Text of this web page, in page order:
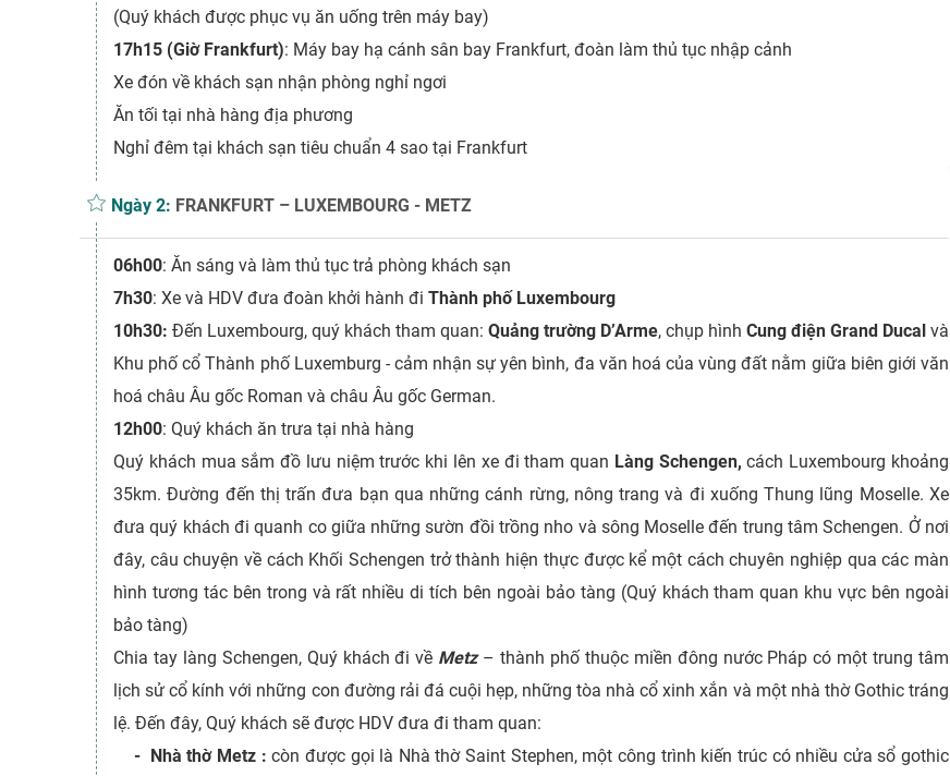
(Quý khách được phục vụ ăn uống trên máy bay)
17h15 (Giờ Frankfurt): Máy bay hạ cánh sân bay Frankfurt, đoàn làm thủ tục nhập cảnh
Xe đón về khách sạn nhận phòng nghỉ ngơi
Ăn tối tại nhà hàng địa phương
Nghỉ đêm tại khách sạn tiêu chuẩn 4 sao tại Frankfurt
Ngày 2: FRANKFURT – LUXEMBOURG - METZ
06h00: Ăn sáng và làm thủ tục trả phòng khách sạn
7h30: Xe và HDV đưa đoàn khởi hành đi Thành phố Luxembourg
10h30: Đến Luxembourg, quý khách tham quan: Quảng trường D’Arme, chụp hình Cung điện Grand Ducal và
Khu phố cổ Thành phố Luxemburg - cảm nhận sự yên bình, đa văn hoá của vùng đất nằm giữa biên giới văn
hoá châu Âu gốc Roman và châu Âu gốc German.
12h00: Quý khách ăn trưa tại nhà hàng
Quý khách mua sắm đồ lưu niệm trước khi lên xe đi tham quan Làng Schengen, cách Luxembourg khoảng
35km. Đường đến thị trấn đưa bạn qua những cánh rừng, nông trang và đi xuống Thung lũng Moselle. Xe
đưa quý khách đi quanh co giữa những sườn đồi trồng nho và sông Moselle đến trung tâm Schengen. Ở nơi
đây, câu chuyện về cách Khối Schengen trở thành hiện thực được kể một cách chuyên nghiệp qua các màn
hình tương tác bên trong và rất nhiều di tích bên ngoài bảo tàng (Quý khách tham quan khu vực bên ngoài
bảo tàng)
Chia tay làng Schengen, Quý khách đi về Metz– thành phố thuộc miền đông nước Pháp có một trung tâm
lịch sử cổ kính với những con đường rải đá cuội hẹp, những tòa nhà cổ xinh xắn và một nhà thờ Gothic tráng
lệ. Đến đây, Quý khách sẽ được HDV đưa đi tham quan:
- Nhà thờ Metz : còn được gọi là Nhà thờ Saint Stephen, một công trình kiến trúc có nhiều cửa sổ gothic